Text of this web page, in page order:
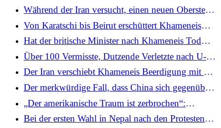
anzugreifen?
Während der Iran versucht, einen neuen Obersten
Führer zu wählen, warnt Israel, dass er „das Ziel
der Eliminierung“ sein wird.
Von Karatschi bis Beirut erschüttert Khameneis
Tod schiitische Muslime auf der ganzen Welt
Hat der britische Minister nach Khameneis Tod
eine Schweigeminute eingelegt? Der
Desinformationskrieg inmitten des Iran-Konflikts
Über 100 Vermisste, Dutzende Verletzte nach U-
Boot-Angriff auf iranisches Schiff in der Nähe von
Sri Lanka
Der Iran verschiebt Khameneis Beerdigung mit der
Begründung, es werde eine große Menschenmenge
erwartet
Der merkwürdige Fall, dass China sich gegenüber
dem Iran vorsichtig positioniert
„Der amerikanische Traum ist zerbrochen“:
Unternehmer über die Tatsache, dass die USA ihre
Bürger inmitten des amerikanisch-israelischen
Bei der ersten Wahl in Nepal nach den Protesten